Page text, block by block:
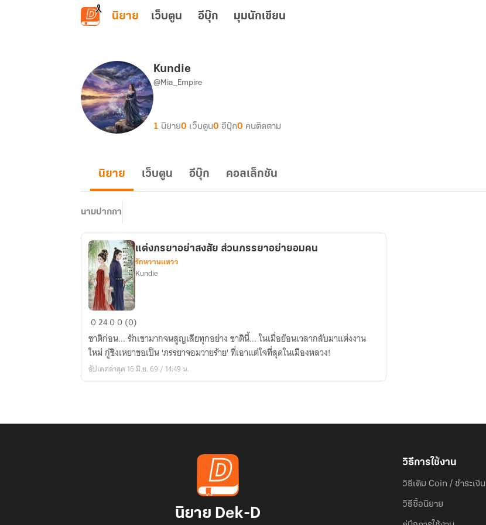
ข้ามไปยังเนื้อหาหลัก
นิยาย เว็บตูน อีบุ๊ก มุมนักเขียน
Kundie
@Mia_Empire
1 นิยาย0 เว็บตูน0 อีบุ๊ก0 คนติดตาม
นิยาย เว็บตูน อีบุ๊ก คอลเล็กชัน
นามปากกา
แต่ง
ภร
ยา
อย่า
สงสัย
แต่งภรยาอย่าสงสัย ส่วนภรรยาอย่ายอมคน
รักหวานแหวว
Kundie
02400 (0)
ชาติก่อน... รักเขามากจนสูญเสียทุกอย่าง ชาตินี้... ในเมื่อย้อนเวลากลับมาแต่งงาน
ใหม่ กู่ชิงเหยาขอเป็น 'ภรรยาจอมวายร้าย' ที่เอาแต่ใจที่สุดในเมืองหลวง!
อัปเดตล่าสุด 16 มิ.ย. 69 / 14:49 น.
นิยาย Dek-D
วิธีการใช้งาน
วิธีเติม Coin / ชำระเงิน
วิธีซื้อนิยาย